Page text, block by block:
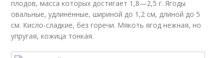
плодов, масса которых достигает 1,8—2,5 г. Ягоды
овальные, удлинённые, шириной до 1,2 см, длиной до 5
см. Кисло-сладкие, без горечи. Мякоть ягод нежная, но
упругая, кожица тонкая.